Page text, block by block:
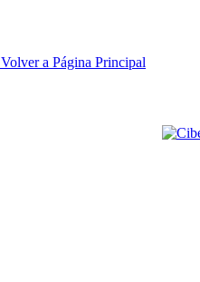
Volver a Página Principal